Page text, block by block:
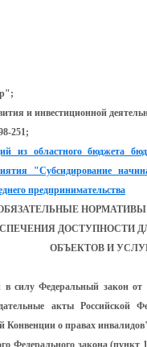
и инвестиционной
251;
из областного бюджета
"Субсидирование
предпринимательства
НОРМАТИВЫ
ДОСТУПНОСТИ
ОБЪЕКТОВ И
в силу Федеральный закон
акты Российской
Конвенции о правах
Федерального закона